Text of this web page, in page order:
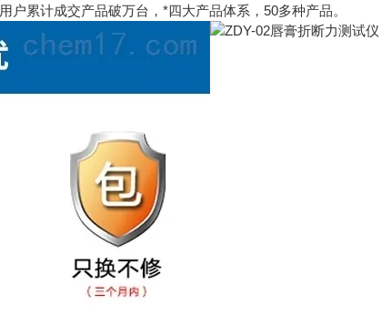
用户累计成交产品破万台，*四大产品体系，50多种产品。